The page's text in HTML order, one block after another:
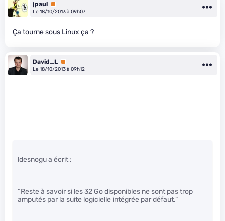
jpaul Premium
Le 18/10/2013 à 09h07
Ça tourne sous Linux ça ?
David_L Premium
Le 18/10/2013 à 09h12
ldesnogu a écrit :
“Reste à savoir si les 32 Go disponibles ne sont pas trop
amputés par la suite logicielle intégrée par défaut.”